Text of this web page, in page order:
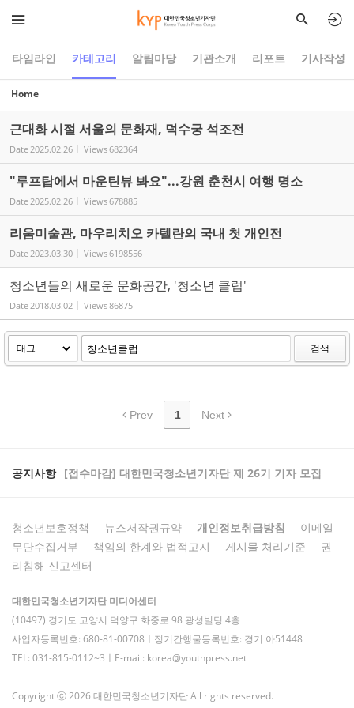
타임라인 카테고리 알림마당 기관소개 리포트 기사작성
Home
근대화 시절 서울의 문화재, 덕수궁 석조전
Date2025.02.26 Views682364
"루프탑에서 마운틴뷰 봐요"...강원 춘천시 여행 명소
Date2025.02.26 Views678885
리움미술관, 마우리치오 카텔란의 국내 첫 개인전
Date2023.03.30 Views6198556
청소년들의 새로운 문화공간, '청소년 클럽'
Date2018.03.02 Views86875
검색
Prev 1 Next
공지사항 [접수마감] 대한민국청소년기자단 제 26기 기자 모집
청소년보호정책 뉴스저작권규약 개인정보취급방침
이메일
무단수집거부
책임의 한계와 법적고지 게시물 처리기준
권
리침해 신고센터
대한민국청소년기자단 미디어센터
(10497) 경기도 고양시 덕양구 화중로 98 광성빌딩 4층
사업자등록번호: 680-81-00708ㅣ정기간행물등록번호: 경기 아51448
TEL: 031-815-0112~3ㅣE-mail: korea@youthpress.net
Copyright ⓒ 2026 대한민국청소년기자단 All rights reserved.
Sketchbook5, 스케치북5